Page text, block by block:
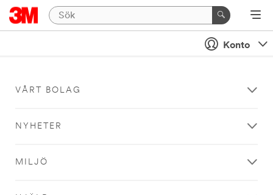
Konto
VÅRT BOLAG
NYHETER
MILJÖ